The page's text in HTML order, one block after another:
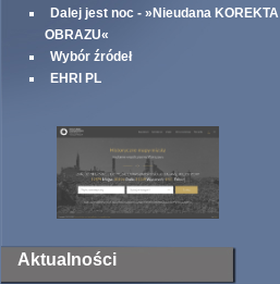
Dalej jest noc - »Nieudana KOREKTA
OBRAZU«
Wybór źródeł
EHRI PL
Aktualności